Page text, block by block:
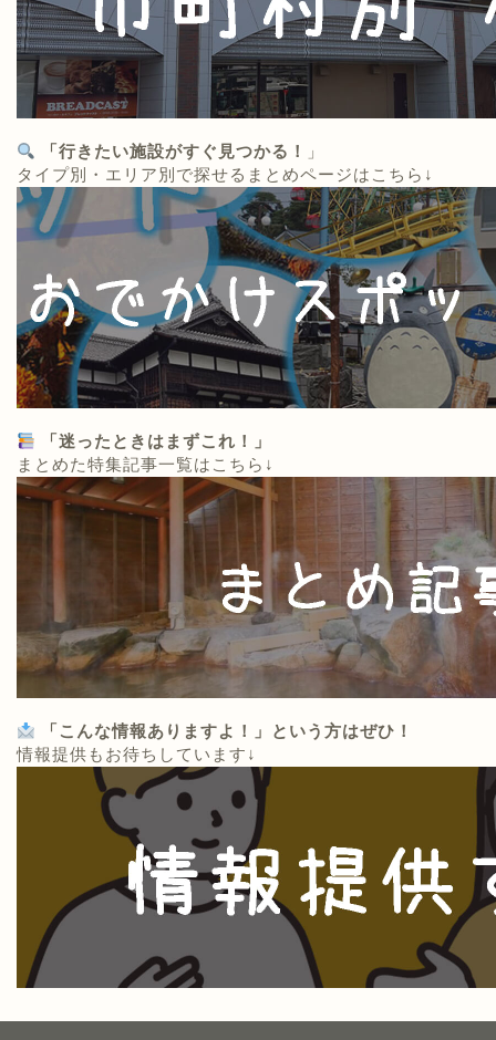
「行きたい施設がすぐ見つかる！
」
タイプ別・エリア別で探せるまとめページはこちら↓
「迷ったときはまずこれ！」
まとめた特集記事一覧はこちら↓
「こんな情報ありますよ！」という方はぜひ！
情報提供もお待ちしています↓